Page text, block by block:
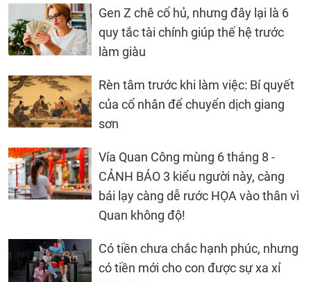
Gen Z chê cổ hủ, nhưng đây lại là 6
quy tắc tài chính giúp thế hệ trước
làm giàu
Rèn tâm trước khi làm việc: Bí quyết
của cổ nhân để chuyển dịch giang
sơn
Vía Quan Công mùng 6 tháng 8 -
CẢNH BÁO 3 kiểu người này, càng
bái lạy càng dễ rước HỌA vào thân vì
Quan không độ!
Có tiền chưa chắc hạnh phúc, nhưng
có tiền mới cho con được sự xa xỉ